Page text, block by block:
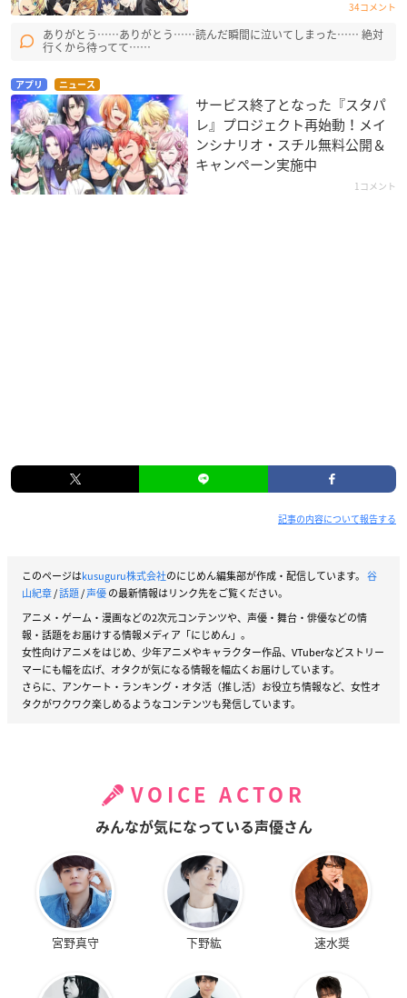
34コメント
ありがとう……ありがとう……読んだ瞬間に泣いてしまった…… 絶対
行くから待ってて……
アプリ ニュース
サービス終了となった『スタパ
レ』プロジェクト再始動！メイ
ンシナリオ・スチル無料公開＆
キャンペーン実施中
1コメント
記事の内容について報告する
このページはkusuguru株式会社のにじめん編集部が作成・配信しています。 谷
山紀章/話題/声優の最新情報はリンク先をご覧ください。
アニメ・ゲーム・漫画などの2次元コンテンツや、声優・舞台・俳優などの情
報・話題をお届けする情報メディア「にじめん」。
女性向けアニメをはじめ、少年アニメやキャラクター作品、VTuberなどストリー
マーにも幅を広げ、オタクが気になる情報を幅広くお届けしています。
さらに、アンケート・ランキング・オタ活（推し活）お役立ち情報など、女性オ
タクがワクワク楽しめるようなコンテンツも発信しています。
VOICE ACTOR
みんなが気になっている声優さん
宮野真守 下野紘 速水奨